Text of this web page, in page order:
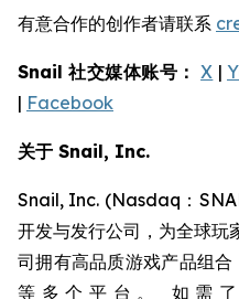
有意合作的创作者请联系
Snail 社交媒体账号： X |
| Facebook
关于 Snail, Inc.
Snail, Inc. (Nasdaq：
开发与发行公司，为全球玩
司拥有高品质游戏产品组
等多个平台。 如需